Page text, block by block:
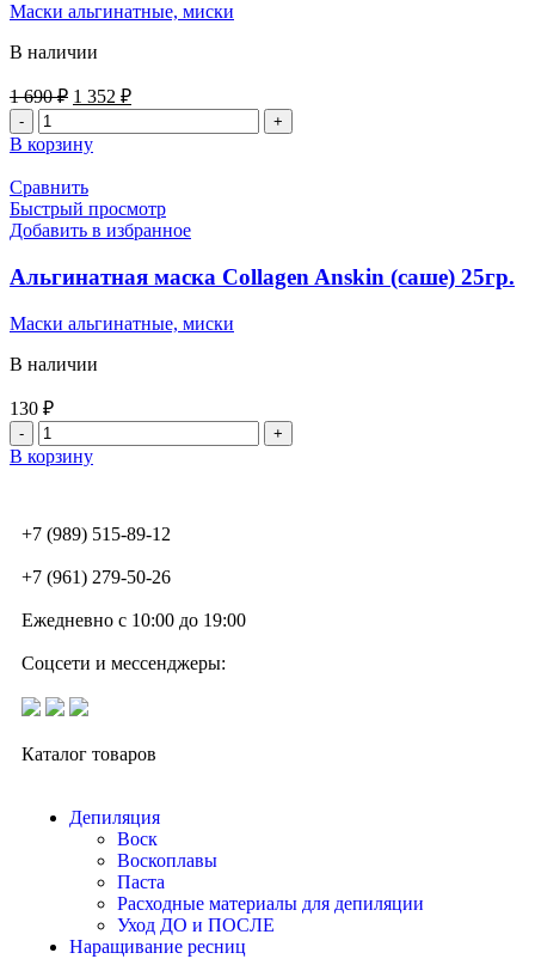
Маски альгинатные, миски
В наличии
1 690₽ 1 352 ₽
В корзину
Сравнить
Быстрый просмотр
Добавить в избранное
Альгинатная маска Collagen Anskin (саше) 25гр.
Маски альгинатные, миски
В наличии
130 ₽
В корзину
+7 (989) 515-89-12
+7 (961) 279-50-26
Ежедневно с 10:00 до 19:00
Соцсети и мессенджеры:
Каталог товаров
Депиляция
Воск
Воскоплавы
Паста
Расходные материалы для депиляции
Уход ДО и ПОСЛЕ
Наращивание ресниц